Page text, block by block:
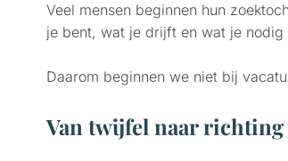
Veel mensen beginnen hun
je bent, wat je drijft en wat je
Daarom beginnen we niet bij
Van twijfel naar richting